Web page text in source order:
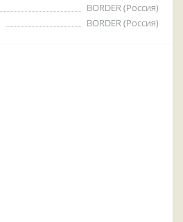
BORDER (Россия)
BORDER (Россия)